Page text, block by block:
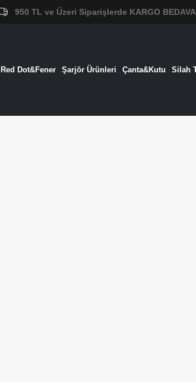
950 TL ve Üzeri Siparişlerde KARGO
Red Dot&Fener Şarjör Ürünleri Çanta&Kutu Silah